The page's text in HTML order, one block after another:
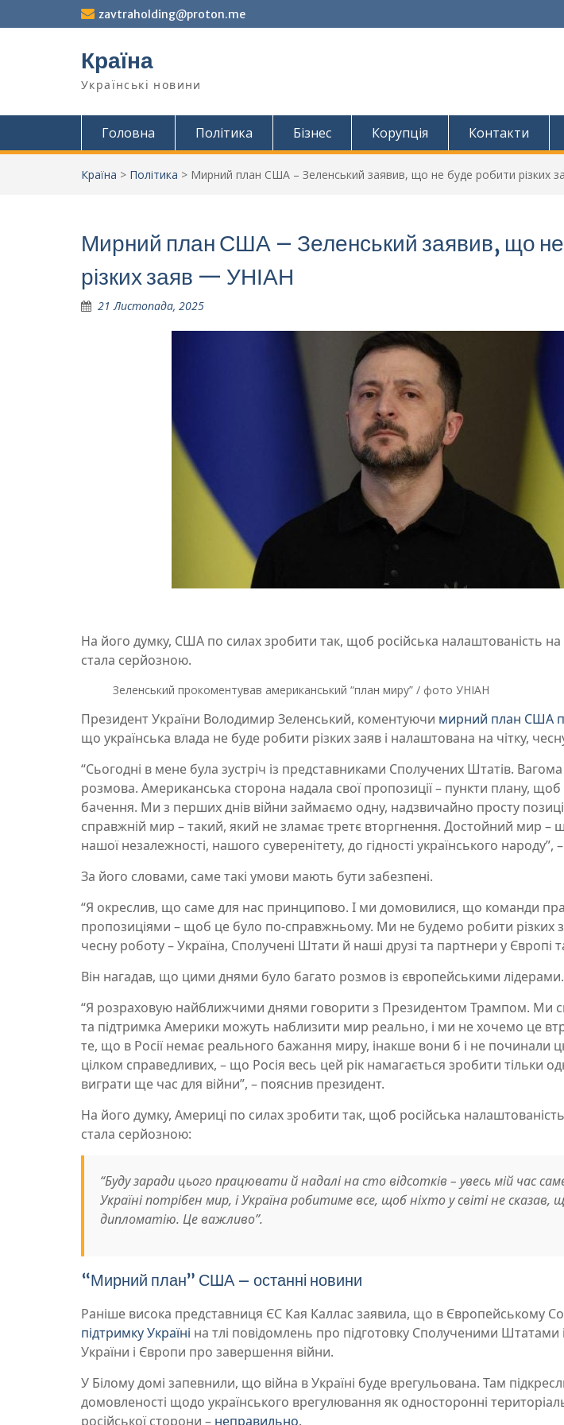
до
zavtraholding@proton.me
Країна
Українські новини
Головна Політика Бізнес Корупція Контакти
Країна > Політика > Мирний план США – Зеленський заявив, що не буде робити різких
Мирний план США – Зеленський заявив, що не
різких заяв — УНІАН
21 Листопада, 2025
На його думку, США по силах зробити так, щоб російська налаштованість на
стала серйозною.
Зеленський прокоментував американський “план миру” / фото УНІАН
Президент України Володимир Зеленський, коментуючи мирний план США
що українська влада не буде робити різких заяв і налаштована на чітку,
“Сьогодні в мене була зустріч із представниками Сполучених Штатів.
розмова. Американська сторона надала свої пропозиції – пункти плану, щоб
бачення. Ми з перших днів війни займаємо одну, надзвичайно просту
справжній мир – такий, який не зламає третє вторгнення. Достойний мир
нашої незалежності, нашого суверенітету, до гідності українського народу”, –
За його словами, саме такі умови мають бути забезпені.
“Я окреслив, що саме для нас принципово. І ми домовилися, що команди
пропозиціями – щоб це було по-справжньому. Ми не будемо робити різких
чесну роботу – Україна, Сполучені Штати й наші друзі та партнери у Європі
Він нагадав, що цими днями було багато розмов із європейськими лідерами.
“Я розраховую найближчими днями говорити з Президентом Трампом. Ми
та підтримка Америки можуть наблизити мир реально, і ми не хочемо це
те, що в Росії немає реального бажання миру, інакше вони б і не починали
цілком справедливих, – що Росія весь цей рік намагається зробити тільки
виграти ще час для війни”, – пояснив президент.
На його думку, Америці по силах зробити так, щоб російська
стала серйозною:
“Буду заради цього працювати й надалі на сто відсотків – увесь мій час
Україні потрібен мир, і Україна робитиме все, щоб ніхто у світі не
дипломатію. Це важливо”.
“Мирний план” США – останні новини
Раніше висока представниця ЄС Кая Каллас заявила, що в Європейському
підтримку Україні на тлі повідомлень про підготовку Сполученими Штатами
України і Європи про завершення війни.
У Білому домі запевнили, що війна в Україні буде врегульована. Там
домовленості щодо українського врегулювання як односторонні
російської сторони – неправильно.